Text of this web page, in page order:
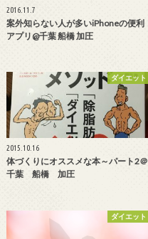
2016.11.7
案外知らない人が多いiPhoneの便利
アプリ@千葉 船橋 加圧
ダイエット
2015.10.16
体づくりにオススメな本～パート2＠
千葉 船橋 加圧
ダイエット